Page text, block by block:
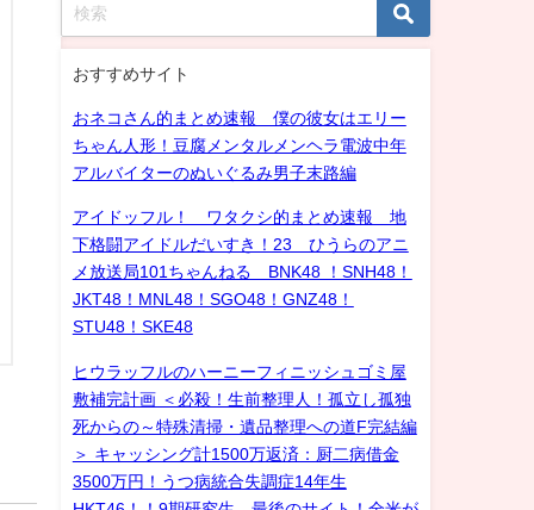
おすすめサイト
おネコさん的まとめ速報 僕の彼女はエリー
ちゃん人形！豆腐メンタルメンヘラ電波中年
アルバイターのぬいぐるみ男子末路編
アイドッフル！ ワタクシ的まとめ速報 地
下格闘アイドルだいすき！23 ひうらのアニ
メ放送局101ちゃんねる BNK48 ！SNH48！
JKT48！MNL48！SGO48！GNZ48！
STU48！SKE48
ヒウラッフルのハーニーフィニッシュゴミ屋
敷補完計画 ＜必殺！生前整理人！孤立し孤独
死からの～特殊清掃・遺品整理への道F完結編
＞ キャッシング計1500万返済：厨二病借金
3500万円！うつ病統合失調症14年生